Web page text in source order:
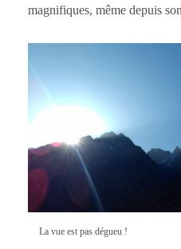
magnifiques, même depuis
La vue est pas dégueu !